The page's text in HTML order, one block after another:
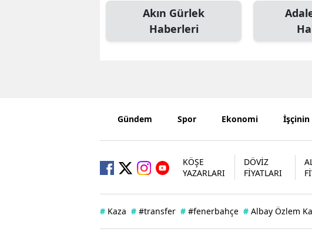
Akın Gürlek
Haberleri
Gündem Spor Ekonomi İşçinin
KÖŞE
YAZARLARI
DÖVİZ
FİYATLARI
# Kaza # #transfer # #fenerbahçe # Albay Özlem